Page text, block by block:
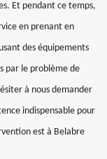
Et pendant ce temps,
en prenant en
des équipements
par le problème de
à nous demander
indispensable pour
est à Belabre